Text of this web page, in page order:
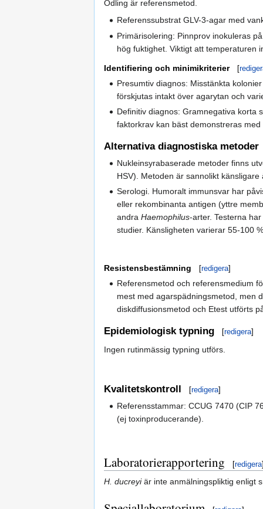
Odling är referensmetod.
Referenssubstrat GLV-3-agar med
Primärisolering: Pinnprov inokuleras
hög fuktighet. Viktigt att temperaturen
Identifiering och minimikriterier [
Presumtiv diagnos: Misstänkta
förskjutas intakt över agarytan och
Definitiv diagnos: Gramnegativa korta
faktorkrav kan bäst demonstreras
Alternativa diagnostiska metoder
Nukleinsyrabaserade metoder finns
HSV). Metoden är sannolikt
Serologi. Humoralt immunsvar har
eller rekombinanta antigen (yttre
andraHaemophilus-arter. Testerna
studier. Känsligheten varierar 55-100
Resistensbestämning [redigera]
Referensmetod och referensmedium
mest med agarspädningsmetod, men
diskdiffusionsmetod och Etest utförts
Epidemiologisk typning [redigera]
Ingen rutinmässig typning utförs.
Kvalitetskontroll [redigera]
Referensstammar: CCUG 7470 (CIP
(ej toxinproducerande).
Laboratorierapportering [redigera
H. ducreyiär inte anmälningspliktig enligt